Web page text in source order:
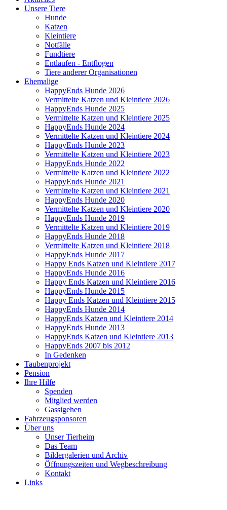
Unsere Tiere
Hunde
Katzen
Kleintiere
Notfälle
Fundtiere
Entlaufen - Entflogen
Tiere anderer Organisationen
Ehemalige
HappyEnds Hunde 2026
Vermittelte Katzen und Kleintiere 2026
HappyEnds Hunde 2025
Vermittelte Katzen und Kleintiere 2025
HappyEnds Hunde 2024
Vermittelte Katzen und Kleintiere 2024
HappyEnds Hunde 2023
Vermittelte Katzen und Kleintiere 2023
HappyEnds Hunde 2022
Vermittelte Katzen und Kleintiere 2022
HappyEnds Hunde 2021
Vermittelte Katzen und Kleintiere 2021
HappyEnds Hunde 2020
Vermittelte Katzen und Kleintiere 2020
HappyEnds Hunde 2019
Vermittelte Katzen und Kleintiere 2019
HappyEnds Hunde 2018
Vermittelte Katzen und Kleintiere 2018
HappyEnds Hunde 2017
Happy Ends Katzen und Kleintiere 2017
HappyEnds Hunde 2016
Happy Ends Katzen und Kleintiere 2016
HappyEnds Hunde 2015
Happy Ends Katzen und Kleintiere 2015
HappyEnds Hunde 2014
HappyEnds Katzen und Kleintiere 2014
HappyEnds Hunde 2013
HappyEnds Katzen und Kleintiere 2013
HappyEnds 2007 bis 2012
In Gedenken
Taubenprojekt
Pension
Ihre Hilfe
Spenden
Mitglied werden
Gassigehen
Fahrzeugsponsoren
Über uns
Unser Tierheim
Das Team
Bildergalerien und Archiv
Öffnungszeiten und Wegbeschreibung
Kontakt
Links